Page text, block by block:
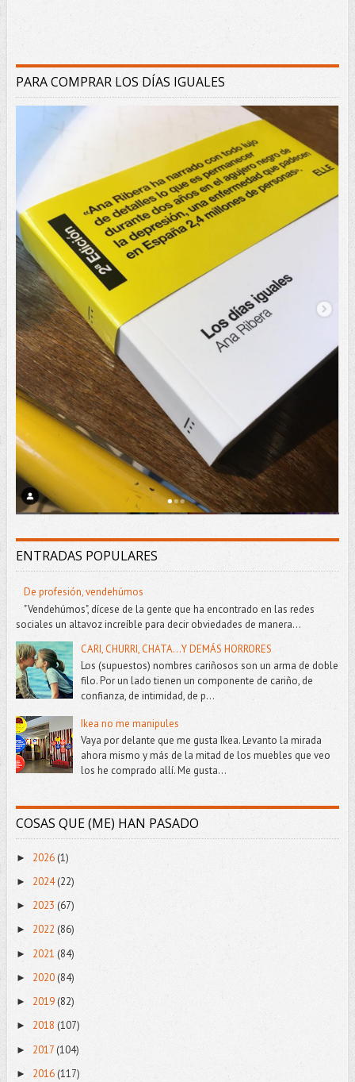
PARA COMPRAR LOS DÍAS IGUALES
ENTRADAS POPULARES
De profesión, vendehúmos
"Vendehúmos", dícese de la gente que ha encontrado en las redes
sociales un altavoz increíble para decir obviedades de manera...
CARI, CHURRI, CHATA...Y DEMÁS HORRORES
Los (supuestos) nombres cariñosos son un arma de doble
filo. Por un lado tienen un componente de cariño, de
confianza, de intimidad, de p...
Ikea no me manipules
Vaya por delante que me gusta Ikea. Levanto la mirada
ahora mismo y más de la mitad de los muebles que veo
los he comprado allí. Me gusta...
COSAS QUE (ME) HAN PASADO
► 2026 (1)
► 2024(22)
► 2023 (67)
► 2022 (86)
► 2021 (84)
► 2020(84)
► 2019(82)
► 2018 (107)
► 2017 (104)
► 2016(117)